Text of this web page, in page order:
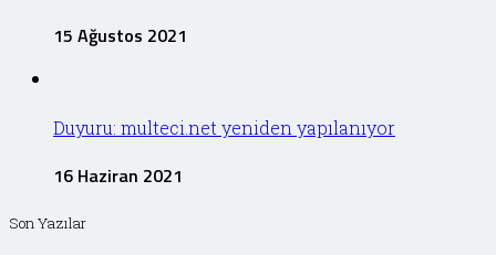
15 Ağustos 2021
Duyuru: multeci.net yeniden yapılanıyor
16 Haziran 2021
Son Yazılar